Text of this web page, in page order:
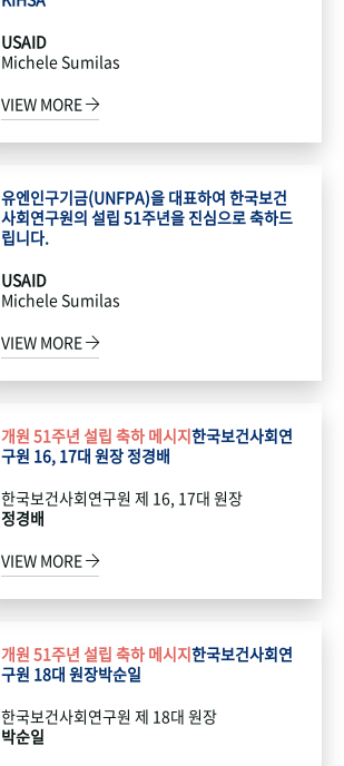
USAID
Michele Sumilas
VIEW MORE
유엔인구기금(UNFPA)을 대표하여 한국보건
사회연구원의 설립 51주년을 진심으로 축하드
립니다.
USAID
Michele Sumilas
VIEW MORE
개원 51주년 설립 축하 메시지한국보건사회연
구원 16, 17대 원장 정경배
한국보건사회연구원 제 16, 17대 원장
정경배
VIEW MORE
개원 51주년 설립 축하 메시지한국보건사회연
구원 18대 원장박순일
한국보건사회연구원 제 18대 원장
박순일